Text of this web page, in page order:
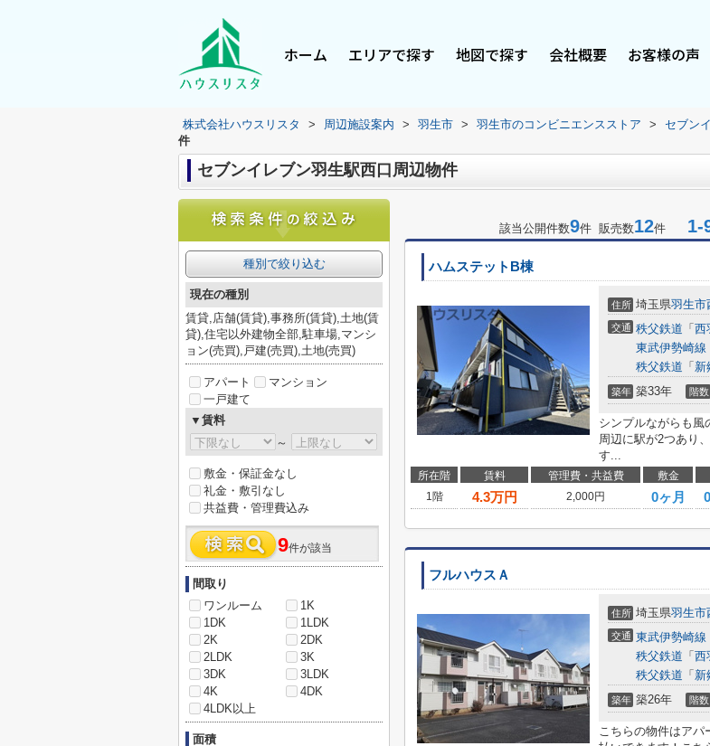
ホーム エリアで探す 地図で探す 会社概要 お客様の声
株式会社ハウスリスタ > 周辺施設案内 > 羽生市 > 羽生市のコンビニエンスストア > セブン
件
セブンイレブン羽生駅西口周辺物件
該当公開件数9件 販売数12件 1-
ハムステットB棟
住所 埼玉県羽生市
交通 秩父鉄道 「 西
東武伊勢崎線
秩父鉄道 「 新
築年 築33年 階数
シンプルながらも風
周辺に駅が2つあり
す...
所在階 賃料 管理費・共益費 敷金
1階
4.3万円 2,000円 0ヶ月
フルハウスＡ
住所 埼玉県羽生市
交通 東武伊勢崎線
秩父鉄道 「 西
秩父鉄道 「 新
築年 築26年 階数
こちらの物件はアパ
種別で絞り込む
現在の種別
賃貸,店舗(賃貸),事務所(賃貸),土地(賃
貸),住宅以外建物全部,駐車場,マンシ
ョン(売買),戸建(売買),土地(売買)
アパート
マンション
一戸建て
▼賃料
～
敷金・保証金なし
礼金・敷引なし
共益費・管理費込み
9件が該当
間取り
ワンルーム
1K
1DK
1LDK
2K
2DK
2LDK
3K
3DK
3LDK
4K
4DK
4LDK以上
面積